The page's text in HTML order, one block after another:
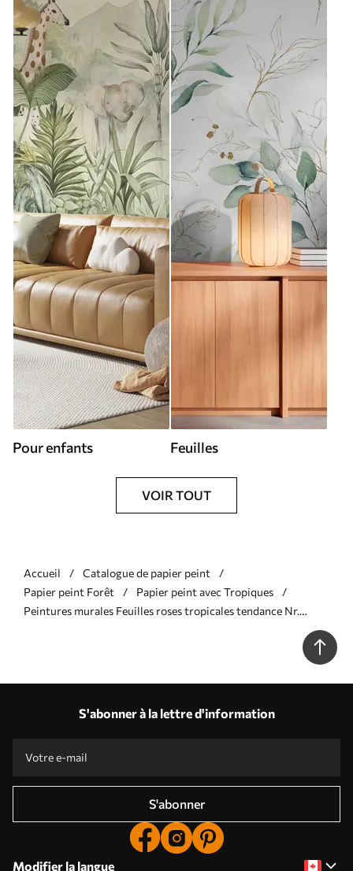
Pour enfants Feuilles
VOIR TOUT
Accueil
Catalogue de papier peint
Papier peint Forêt
Papier peint avec Tropiques
Peintures murales Feuilles roses tropicales tendance Nr.
S'abonner à la lettre d'information
S'abonner
Modifier la langue